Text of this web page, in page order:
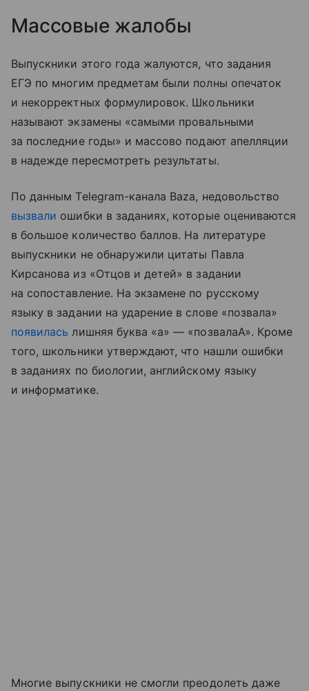
Массовые жалобы
Выпускники этого года жалуются, что задания
ЕГЭ по многим предметам были полны опечаток
и некорректных формулировок. Школьники
называют экзамены «самыми провальными
за последние годы» и массово подают апелляции
в надежде пересмотреть результаты.
По данным Telegram-канала Baza, недовольство
вызвали ошибки в заданиях, которые оцениваются
в большое количество баллов. На литературе
выпускники не обнаружили цитаты Павла
Кирсанова из «Отцов и детей» в задании
на сопоставление. На экзамене по русскому
языку в задании на ударение в слове «позвала»
появилась лишняя буква «а» — «позвалаА». Кроме
того, школьники утверждают, что нашли ошибки
в заданиях по биологии, английскому языку
и информатике.
Многие выпускники не смогли преодолеть даже